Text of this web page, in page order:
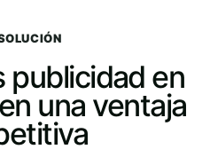
publicidad en
una ventaja